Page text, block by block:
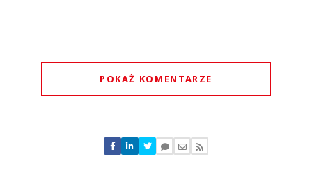
POKAŻ KOMENTARZE
Nie znaleziono komentarzy
Zostaw swoje komentarze